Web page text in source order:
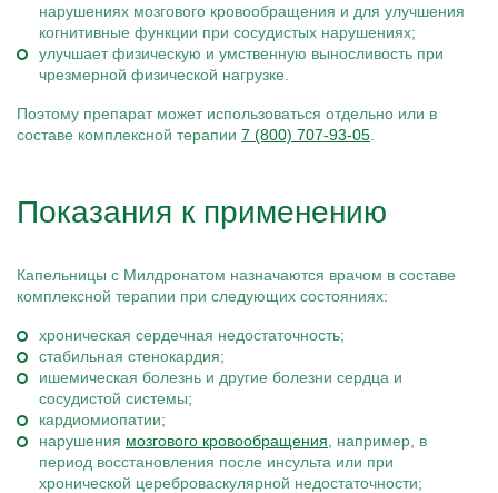
нарушениях мозгового кровообращения и для улучшения
когнитивные функции при сосудистых нарушениях;
улучшает физическую и умственную выносливость при
чрезмерной физической нагрузке.
Поэтому препарат может использоваться отдельно или в
составе комплексной терапии 7 (800) 707-93-05
Показания к применению
Капельницы с Милдронатом назначаются врачом в составе
комплексной терапии при следующих состояниях:
хроническая сердечная недостаточность;
стабильная стенокардия;
ишемическая болезнь и другие болезни сердца и
сосудистой системы;
кардиомиопатии;
нарушения мозгового кровообращения , например, в
период восстановления после инсульта или при
хронической цереброваскулярной недостаточности;